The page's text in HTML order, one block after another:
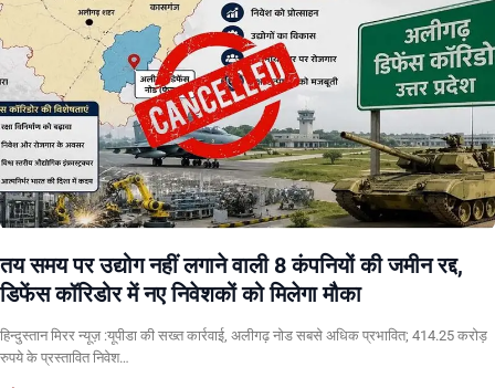
तय समय पर उद्योग नहीं लगाने वाली 8 कंपनियों की जमीन रद्द,
डिफेंस कॉरिडोर में नए निवेशकों को मिलेगा मौका
हिन्दुस्तान मिरर न्यूज़ :यूपीडा की सख्त कार्रवाई, अलीगढ़ नोड सबसे अधिक प्रभावित; 414.25 करोड़
रुपये के प्रस्तावित निवेश…